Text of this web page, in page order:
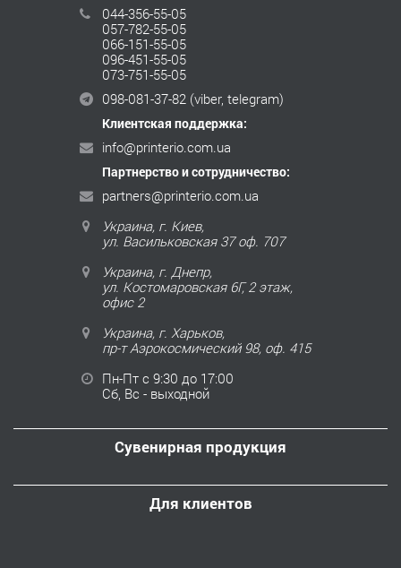
044-356-55-05
057-782-55-05
066-151-55-05
096-451-55-05
073-751-55-05
098-081-37-82 (viber, telegram)
Клиентская поддержка:
info@printerio.com.ua
Партнерство и сотрудничество:
partners@printerio.com.ua
Украина, г. Киев,
ул. Васильковская 37 оф. 707
Украина, г. Днепр,
ул. Костомаровская 6Г, 2 этаж,
офис 2
Украина, г. Харьков,
пр-т Аэрокосмический 98, оф. 415
Пн-Пт с 9:30 до 17:00
Сб, Вс - выходной
Сувенирная продукция
Для клиентов